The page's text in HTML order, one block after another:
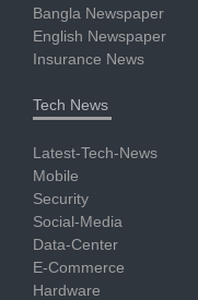
Bangla Newspaper
English Newspaper
Insurance News
Tech News
Latest-Tech-News
Mobile
Security
Social-Media
Data-Center
E-Commerce
Hardware